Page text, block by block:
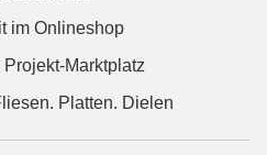
im Onlineshop
Marktplatz
Platten. Dielen